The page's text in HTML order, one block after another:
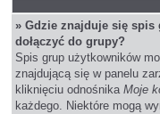
» Gdzie znajduje się
dołączyć do grupy?
Spis grup użytkowników
znajdującą się w panelu
kliknięciu odnośnikaMoje
każdego. Niektóre mogą